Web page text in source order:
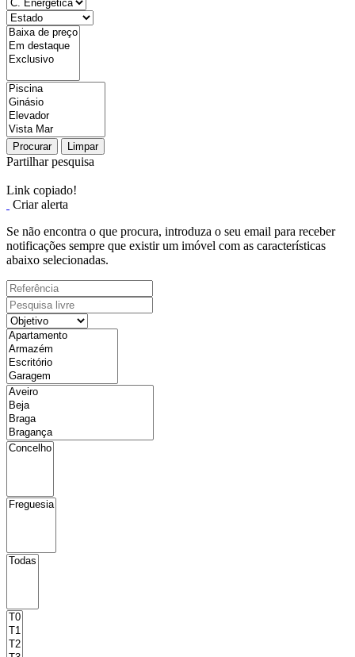
Procurar Limpar
Partilhar pesquisa
Link copiado!
Criar alerta
Se não encontra o que procura, introduza o seu email para receber
notificações sempre que existir um imóvel com as características
abaixo selecionadas.